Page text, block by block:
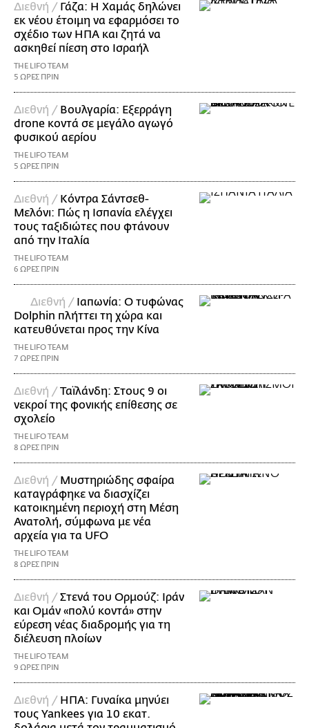
Διεθνή / Γάζα: Η Χαμάς δηλώνει
εκ νέου έτοιμη να εφαρμόσει το
σχέδιο των ΗΠΑ και ζητά να
ασκηθεί πίεση στο Ισραήλ
THE LIFO TEAM
5 ΩΡΕΣ ΠΡΙΝ
Διεθνή / Βουλγαρία: Εξερράγη
drone κοντά σε μεγάλο αγωγό
φυσικού αερίου
THE LIFO TEAM
5 ΩΡΕΣ ΠΡΙΝ
Διεθνή / Κόντρα Σάντσεθ-
Μελόνι: Πώς η Ισπανία ελέγχει
τους ταξιδιώτες που φτάνουν
από την Ιταλία
THE LIFO TEAM
6 ΩΡΕΣ ΠΡΙΝ
Διεθνή / Ιαπωνία: Ο τυφώνας
Dolphin πλήττει τη χώρα και
κατευθύνεται προς την Κίνα
THE LIFO TEAM
7 ΩΡΕΣ ΠΡΙΝ
Διεθνή / Ταϊλάνδη: Στους 9 οι
νεκροί της φονικής επίθεσης σε
σχολείο
THE LIFO TEAM
8 ΩΡΕΣ ΠΡΙΝ
Διεθνή / Μυστηριώδης σφαίρα
καταγράφηκε να διασχίζει
κατοικημένη περιοχή στη Μέση
Ανατολή, σύμφωνα με νέα
αρχεία για τα UFO
THE LIFO TEAM
8 ΩΡΕΣ ΠΡΙΝ
Διεθνή / Στενά του Ορμούζ: Ιράν
και Ομάν «πολύ κοντά» στην
εύρεση νέας διαδρομής για τη
διέλευση πλοίων
THE LIFO TEAM
9 ΩΡΕΣ ΠΡΙΝ
Διεθνή / ΗΠΑ: Γυναίκα μηνύει
τους Yankees για 10 εκατ.